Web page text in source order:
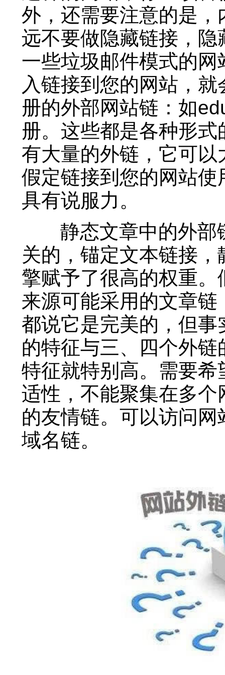
外，还需要注意的是
远不要做隐藏链接，
一些垃圾邮件模式的
入链接到您的网站，
册的外部网站链：如
册。这些都是各种形
有大量的外链，它可
假定链接到您的网站
具有说服力。
静态文章中的外部
关的，锚定文本链接
擎赋予了很高的权重
来源可能采用的文章
都说它是完美的，但
的特征与三、四个外
特征就特别高。需要
适性，不能聚集在多
的友情链。可以访问
域名链。